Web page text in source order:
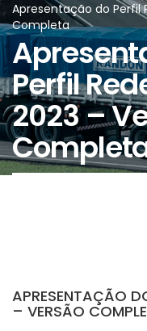
Apresentação do Perfil
Completa
Perfil
2023 –
APRESENTAÇÃO
– VERSÃO